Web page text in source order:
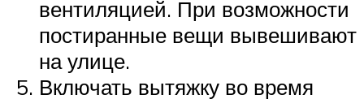
вентиляцией. При возможности
постиранные вещи вывешивают
на улице.
Включать вытяжку во время